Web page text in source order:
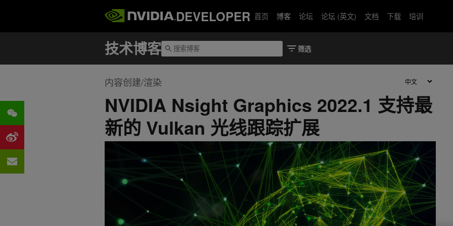
DEVELOPER 首页 博客 论坛 论坛 (英文) 文档 下载 培训
内容创建/渲染
NVIDIA Nsight Graphics 2022.1 支持最
新的 Vulkan 光线跟踪扩展